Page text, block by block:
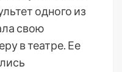
одного из
свою
в театре. Ее